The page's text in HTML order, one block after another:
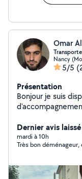
Omar
Nancy
5/5
Présentation
Bonjour je suis
contacter Je peux aussi faire les livraisons et je propose
des prestations de
Dernier avis
mardi à 10h
Très bon